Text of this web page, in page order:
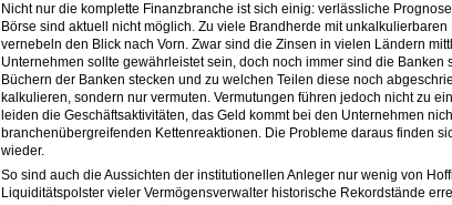
Nicht nur die komplette Finanzbranche ist sich einig: verlässliche
Börse sind aktuell nicht möglich. Zu viele Brandherde mit
vernebeln den Blick nach Vorn. Zwar sind die Zinsen in vielen Ländern
Unternehmen sollte gewährleistet sein, doch noch immer sind die
Büchern der Banken stecken und zu welchen Teilen diese noch
kalkulieren, sondern nur vermuten. Vermutungen führen jedoch nicht zu
leiden die Geschäftsaktivitäten, das Geld kommt bei den Unternehmen
branchenübergreifenden Kettenreaktionen. Die Probleme daraus finden
wieder.
So sind auch die Aussichten der institutionellen Anleger nur wenig von
Liquiditätspolster vieler Vermögensverwalter historische Rekordstände